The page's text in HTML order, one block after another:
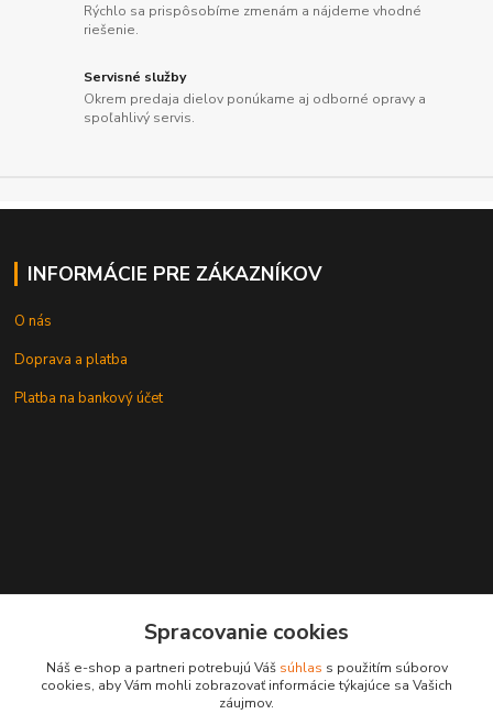
Rýchlo sa prispôsobíme zmenám a nájdeme vhodné
riešenie.
Servisné služby
Okrem predaja dielov ponúkame aj odborné opravy a
spoľahlivý servis.
INFORMÁCIE PRE ZÁKAZNÍKOV
O nás
Doprava a platba
Platba na bankový účet
leksunsro@gmail.com
Spracovanie cookies
Náš e-shop a partneri potrebujú Váš súhlas s použitím súborov
cookies, aby Vám mohli zobrazovať informácie týkajúce sa Vašich
záujmov.